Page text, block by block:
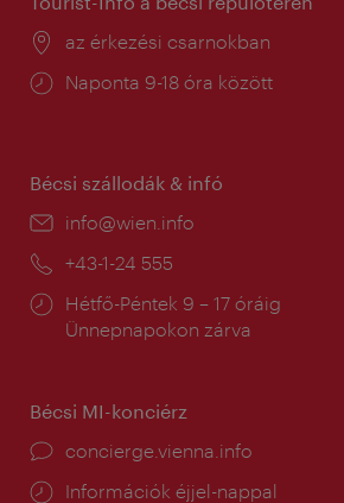
Helyszín:
az érkezési csarnokban
Nyitva
Naponta 9-18 óra között
Bécsi szállodák & infó
E-
info@wien.info
Telefon:
+43-1-24 555
Nyitva
tartás:
Hétfő-Péntek 9 – 17 óráig
Ünnepnapokon zárva
Bécsi MI-konciérz
concierge.vienna.info
Információk éjjel-nappal